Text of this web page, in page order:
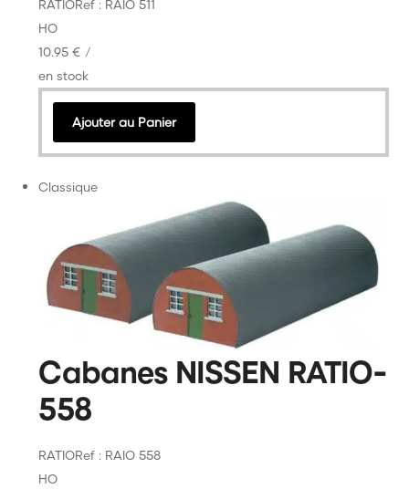
RATIORef : RAIO 511
HO
10.95 € /
en stock
Ajouter au Panier
Classique
Cabanes NISSEN RATIO-
558
RATIORef : RAIO 558
HO